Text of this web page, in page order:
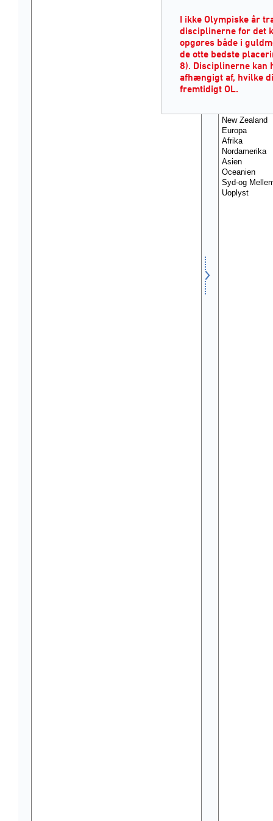
I ikke Olympiske år
disciplinerne for det
opgøres både i
de otte bedste
8). Disciplinerne
afhængigt af, hvilke
fremtidigt OL.